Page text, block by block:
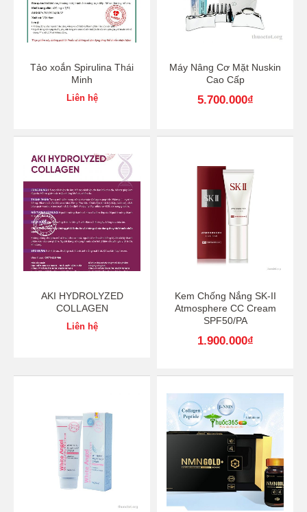
Tảo xoắn Spirulina Thái
Minh
Liên hệ
Máy Nâng Cơ Mặt Nuskin
Cao Cấp
5.700.000₫
AKI HYDROLYZED
COLLAGEN
Liên hệ
Kem Chống Nắng SK-II
Atmosphere CC Cream
SPF50/PA
1.900.000₫